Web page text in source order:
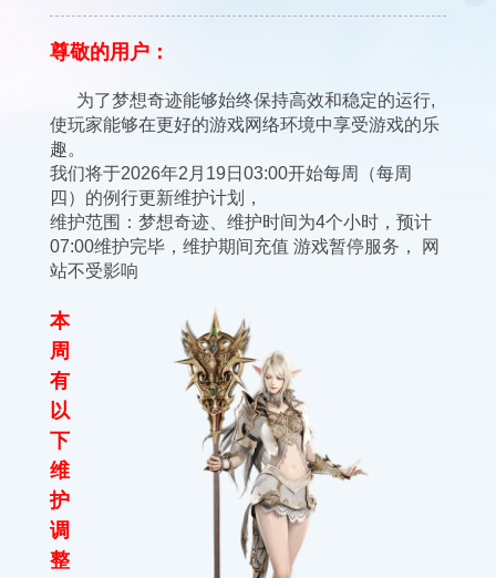
尊敬的用户：
为了梦想奇迹能够始终保持高效和稳定的运行,
使玩家能够在更好的游戏网络环境中享受游戏的乐
趣。
我们将于2026年2月19日03:00开始每周（每周
四）的例行更新维护计划，
维护范围：梦想奇迹、维护时间为4个小时，预计
07:00维护完毕，维护期间充值 游戏暂停服务， 网
站不受影响
本
周
有
以
下
维
护
调
整